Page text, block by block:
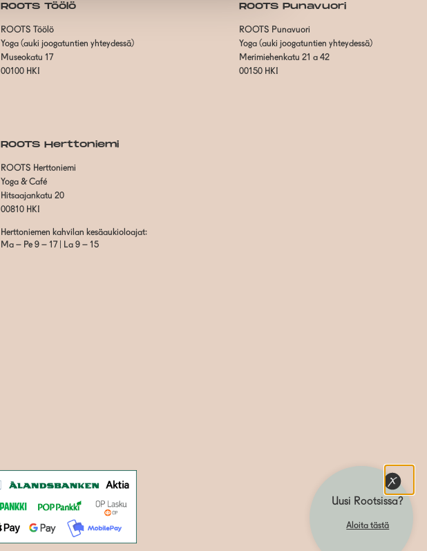
ROOTS Töölö
ROOTS Töölö
Yoga (auki joogatuntien yhteydessä)
Museokatu 17
00100 HKI
ROOTS Punavuori
ROOTS Punavuori
Yoga (auki joogatuntien yhteydessä)
Merimiehenkatu 21 a 42
00150 HKI
ROOTS Herttoniemi
ROOTS Herttoniemi
Yoga & Café
Hitsaajankatu 20
00810 HKI
Herttoniemen kahvilan kesäaukioloajat:
Ma – Pe 9 – 17 | La 9 – 15
Uusi Rootsissa?
Aloita tästä